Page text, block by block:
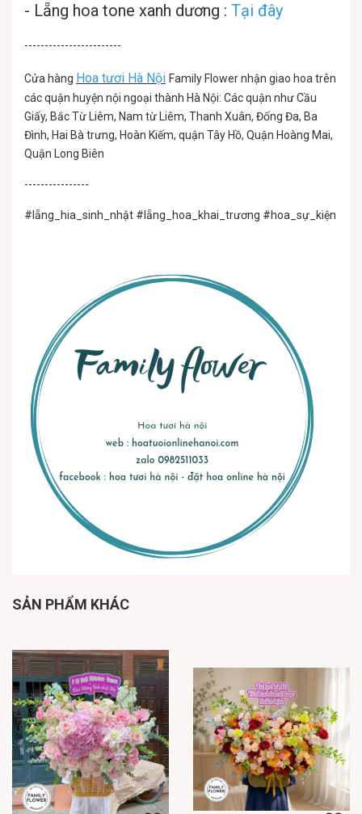
- Lẵng hoa tone xanh dương : Tại đây
------------------------
Cửa hàng Hoa tươi Hà Nội Family Flower nhận giao hoa trên
các quận huyện nội ngoại thành Hà Nội: Các quận như Cầu
Giấy, Bắc Từ Liêm, Nam từ Liêm, Thanh Xuân, Đống Đa, Ba
Đình, Hai Bà trưng, Hoàn Kiếm, quận Tây Hồ, Quận Hoàng Mai,
Quận Long Biên
----------------
#lẵng_hia_sinh_nhật #lẵng_hoa_khai_trương #hoa_sự_kiện
SẢN PHẨM KHÁC